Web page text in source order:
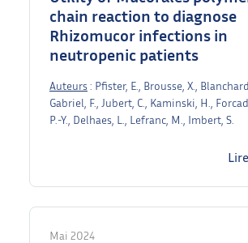
chain reaction to diagnose
Rhizomucor infections in
neutropenic patients
Auteurs : Pfister, E., Brousse, X.,
Gabriel, F., Jubert, C., Kaminski, H.,
P.-Y., Delhaes, L., Lefranc, M., Imbert, S.
Mai 2024